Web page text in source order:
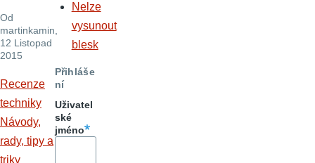
Od
martinkamin
12 Listopad
2015
Recenze
techniky
Návody,
rady, tipy a
triky
Nelze
vysunout
blesk
Přihláše
ní
Uživatel
ské
jméno